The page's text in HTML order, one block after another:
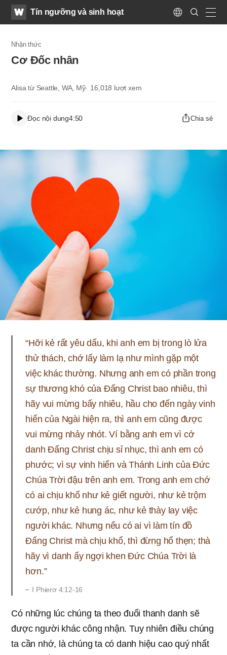
WATVTín ngưỡng và sinh hoạt
Language
Search
Submit
Nhận thức
Cơ Đốc nhân​
Alisa từ Seattle, WA, Mỹ​ 16,018 lượt xem
Đọc nội dung4:50 Chia sẻ
“Hỡi kẻ rất yêu dấu, khi anh em bị trong lò lửa
thử thách, chớ lấy làm lạ như mình gặp một
việc khác thường. Nhưng anh em có phần trong
sự thương khó của Đấng Christ bao nhiêu, thì
hãy vui mừng bấy nhiêu, hầu cho đến ngày vinh
hiển của Ngài hiện ra, thì anh em cũng được
vui mừng nhảy nhót. Ví bằng anh em vì cớ
danh Đấng Christ chịu sỉ nhục, thì anh em có
phước; vì sự vinh hiển và Thánh Linh của Đức
Chúa Trời đậu trên anh em. Trong anh em chớ
có ai chịu khổ như kẻ giết người, như kẻ trộm
cướp, như kẻ hung ác, như kẻ thày lay việc
người khác. Nhưng nếu có ai vì làm tín đồ
Đấng Christ mà chịu khổ, thì đừng hổ thẹn; thà
hãy vì danh ấy ngợi khen Đức Chúa Trời là
hơn.”
I Phierơ 4:12-16
Có những lúc chúng ta theo đuổi thanh danh sẽ
được người khác công nhận. Tuy nhiên điều chúng
ta cần nhớ, là chúng ta có danh hiệu cao quý nhất